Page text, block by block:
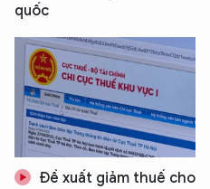
quốc
Đề xuất giảm thuế cho